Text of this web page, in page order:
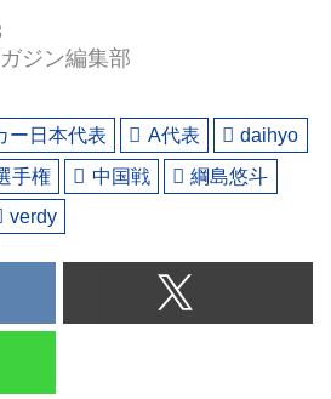
ジン編集部
ー日本代表 A代表
daihyo
手権 中国戦
綱島悠斗
verdy